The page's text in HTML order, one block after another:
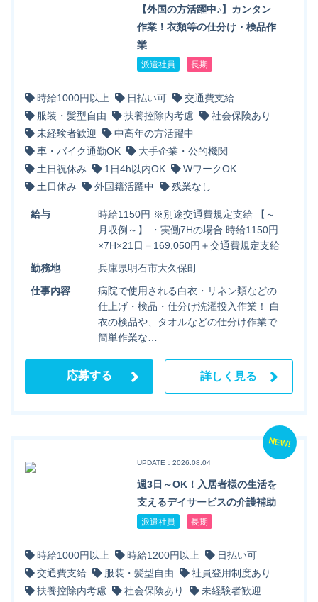
【外国の方活躍中♪】カンタン
作業！衣類等の仕分け・検品作
業
派遣社員 長期
時給1000円以上 日払い可
交通費支給
服装・髪型自由
扶養控除内考慮
社会保険あり
未経験者歓迎
中高年の方活躍中
車・バイク通勤OK
大手企業・公的機関
土日祝休み
1日4h以内OK
WワークOK
土日休み
外国籍活躍中 残業なし
給与
時給1150円 ※別途交通費規定支給 【～
月収例～】 ・実働7Hの場合 時給1150円
×7H×21日＝169,050円＋交通費規定支給
勤務地
兵庫県明石市大久保町
仕事内容
病院で使用される白衣・リネン類などの
仕上げ・検品・仕分け洗濯投入作業！ 白
衣の検品や、タオルなどの仕分け作業で
簡単作業な…
応募する 詳しく見る
NEW!
UPDATE：2026.08.04
週3日～OK！入居者様の生活を
支えるデイサービスの介護補助
派遣社員 長期
時給1000円以上 時給1200円以上
日払い可
交通費支給
服装・髪型自由
社員登用制度あり
扶養控除内考慮
社会保険あり
未経験者歓迎